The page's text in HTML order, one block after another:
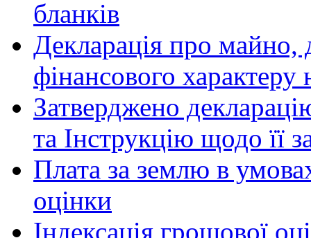
бланків
Декларація про майно,
фінансового характеру
Затверджено
та Інструкцію щодо її
Плата за землю в
оцінки
Індексація грошової